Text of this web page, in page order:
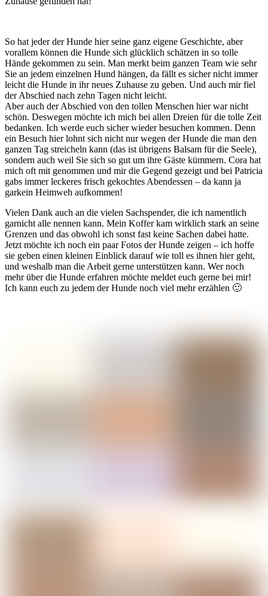
So hat jeder der Hunde hier seine ganz eigene Geschichte, aber
vorallem können die Hunde sich glücklich schätzen in so tolle
Hände gekommen zu sein. Man merkt beim ganzen Team wie sehr
Sie an jedem einzelnen Hund hängen, da fällt es sicher nicht immer
leicht die Hunde in ihr neues Zuhause zu geben. Und auch mir fiel
der Abschied nach zehn Tagen nicht leicht.
Aber auch der Abschied von den tollen Menschen hier war nicht
schön. Deswegen möchte ich mich bei allen Dreien für die tolle Zeit
bedanken. Ich werde euch sicher wieder besuchen kommen. Denn
ein Besuch hier lohnt sich nicht nur wegen der Hunde die man den
ganzen Tag streicheln kann (das ist übrigens Balsam für die Seele),
sondern auch weil Sie sich so gut um ihre Gäste kümmern. Cora hat
mich oft mit genommen und mir die Gegend gezeigt und bei Patricia
gabs immer leckeres frisch gekochtes Abendessen – da kann ja
garkein Heimweh aufkommen!
Vielen Dank auch an die vielen Sachspender, die ich namentlich
garnicht alle nennen kann. Mein Koffer kam wirklich stark an seine
Grenzen und das obwohl ich sonst fast keine Sachen dabei hatte.
Jetzt möchte ich noch ein paar Fotos der Hunde zeigen – ich hoffe
sie geben einen kleinen Einblick darauf wie toll es ihnen hier geht,
und weshalb man die Arbeit gerne unterstützen kann. Wer noch
mehr über die Hunde erfahren möchte meldet euch gerne bei mir!
Ich kann euch zu jedem der Hunde noch viel mehr erzählen 🙂